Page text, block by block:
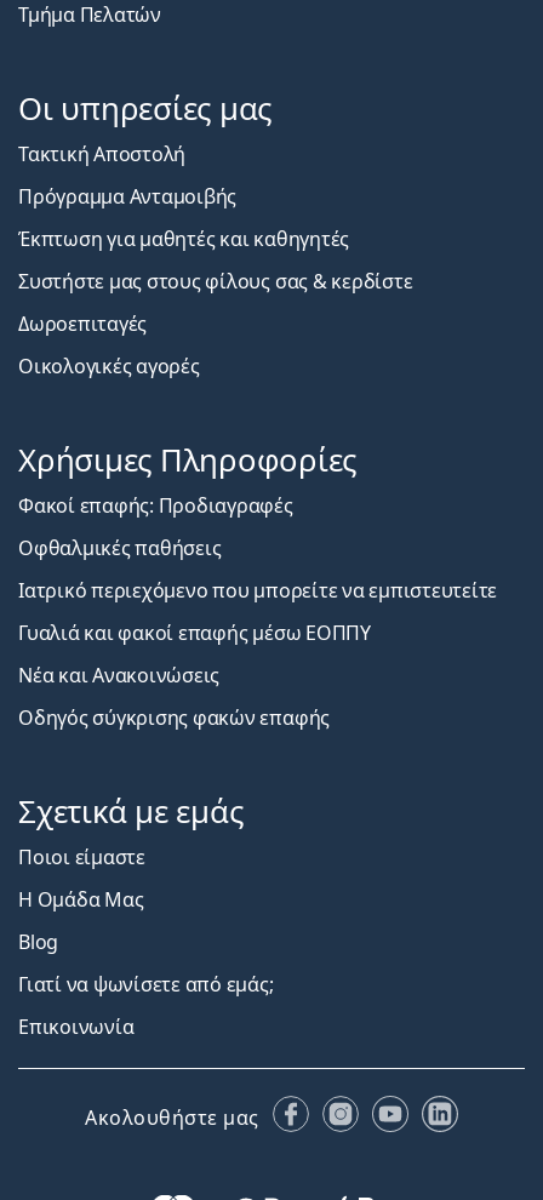
Τμήμα Πελατών
Οι υπηρεσίες μας
Τακτική Αποστολή
Πρόγραμμα Ανταμοιβής
Έκπτωση για μαθητές και καθηγητές
Συστήστε μας στους φίλους σας & κερδίστε
Δωροεπιταγές
Οικολογικές αγορές
Χρήσιμες Πληροφορίες
Φακοί επαφής: Προδιαγραφές
Οφθαλμικές παθήσεις
Ιατρικό περιεχόμενο που μπορείτε να εμπιστευτείτε
Γυαλιά και φακοί επαφής μέσω ΕΟΠΠΥ
Νέα και Ανακοινώσεις
Οδηγός σύγκρισης φακών επαφής
Σχετικά με εμάς
Ποιοι είμαστε
Η Ομάδα Μας
Blog
Γιατί να ψωνίσετε από εμάς;
Επικοινωνία
Ακολουθήστε μας FacebookInstagram
YouTubeLinkedIn